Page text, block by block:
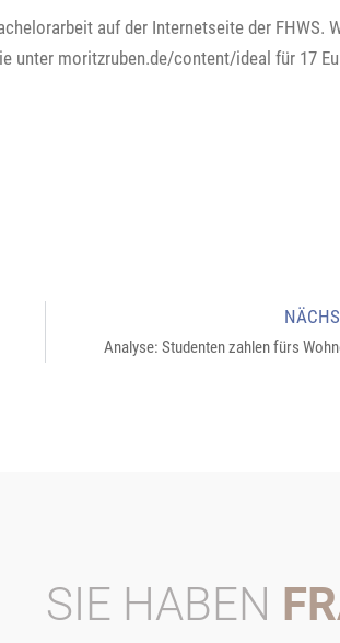
auf der Internetseite der FHWS.
unter moritzruben.de/content/ideal für 17
Analyse: Studenten zahlen fürs
SIE HABEN